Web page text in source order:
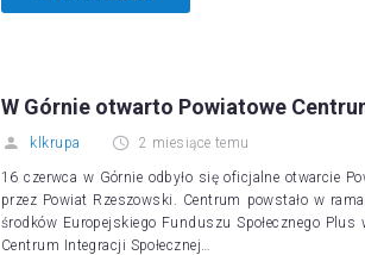
W Górnie otwarto Powiatowe
klkrupa 2 miesiące temu
16 czerwca w Górnie odbyło się oficjalne otwarcie
przez Powiat Rzeszowski. Centrum powstało w
środków Europejskiego Funduszu Społecznego
Centrum Integracji Społecznej…